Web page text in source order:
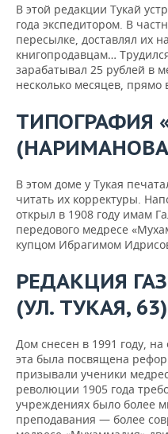
В этой редакции Тукай
года экспедитором. В
пересылке, доставлял их
книгопродавцам…
зарабатывал 25 рублей в
несколько месяцев, прямо
ТИПОГРАФИЯ
В этом доме у Тукая
читать их корректуры.
открыл в 1908 году имам
передового медресе
купцом Ибрагимом
РЕДАКЦИЯ
(УЛ. ТУКАЯ, 63)
Дом снесен в 1991 году,
эта была посвящена
призывали ученики
революции 1905 года
учреждениях было более
преподавания — более